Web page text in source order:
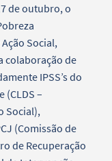
de outubro, o
Social,
colaboração de
IPSS’s do
(CLDS –
Social),
(Comissão de
de Recuperação